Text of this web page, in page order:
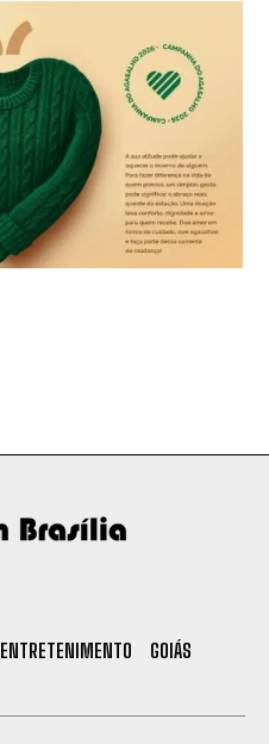
ENTRETENIMENTO
GOIÁS